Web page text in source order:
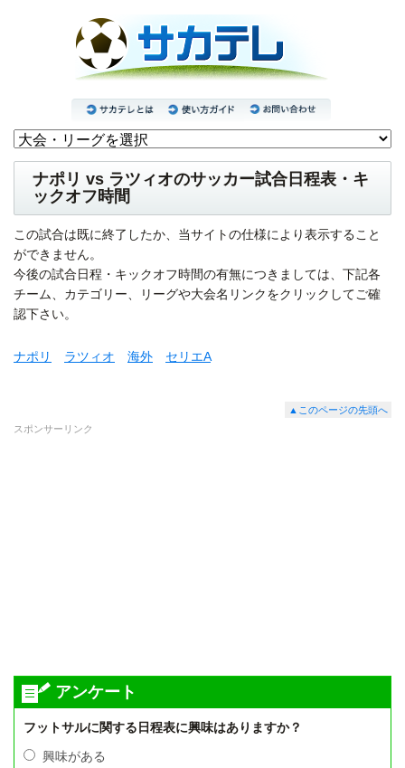
ナポリ vs ラツィオのサッカー試合日程表・キ
ックオフ時間
この試合は既に終了したか、当サイトの仕様により表示すること
ができません。
今後の試合日程・キックオフ時間の有無につきましては、下記各
チーム、カテゴリー、リーグや大会名リンクをクリックしてご確
認下さい。
ナポリ ラツィオ 海外 セリエA
▲このページの先頭へ
スポンサーリンク
アンケート
フットサルに関する日程表に興味はありますか？
興味がある